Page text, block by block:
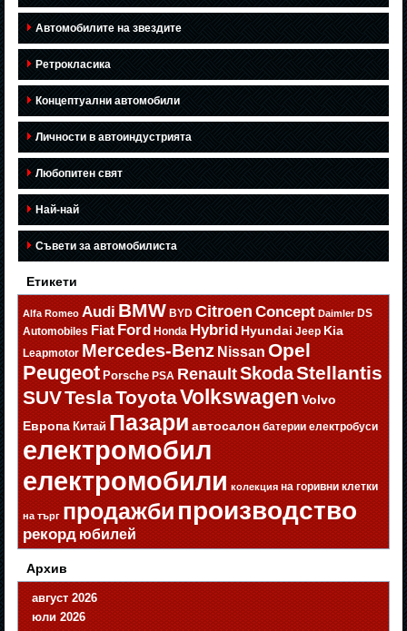
Автомобилите на звездите
Ретрокласика
Концептуални автомобили
Личности в автоиндустрията
Любопитен свят
Най-най
Съвети за автомобилиста
Етикети
Alfa Romeo Audi BMW BYD Citroen Concept Daimler DS
Automobiles Fiat Ford Honda Hybrid Hyundai Jeep Kia
Leapmotor Mercedes-Benz Nissan Opel
Peugeot Porsche PSA RenaultSkodaStellantis
SUVTeslaToyotaVolkswagen Volvo
Европа Китай Пазари автосалон батерии електробуси
електромобил
електромобили колекция на горивни клетки
на търг продажбипроизводство
рекорд юбилей
Архив
август 2026
юли 2026